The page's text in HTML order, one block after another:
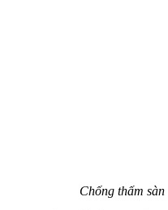
Chống thấm